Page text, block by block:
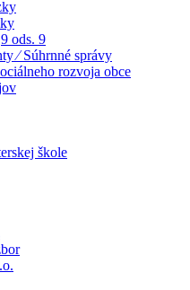
ods. 9
⁄ Súhrnné správy
rozvoja obce
škole